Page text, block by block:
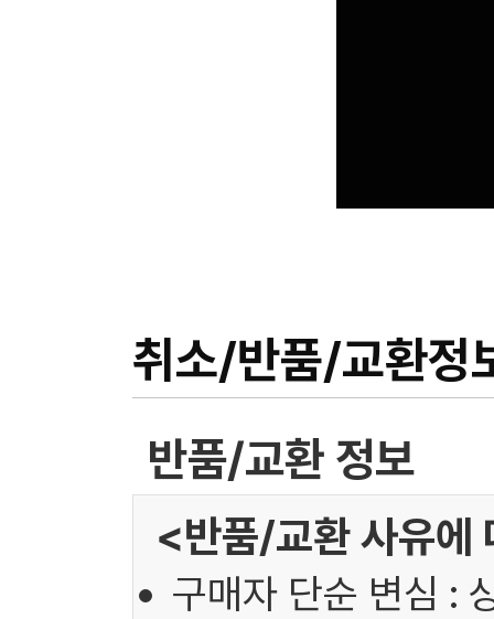
취소/반품/교환정
반품/교환 정보
<반품/교환 사유에
구매자 단순 변심 :